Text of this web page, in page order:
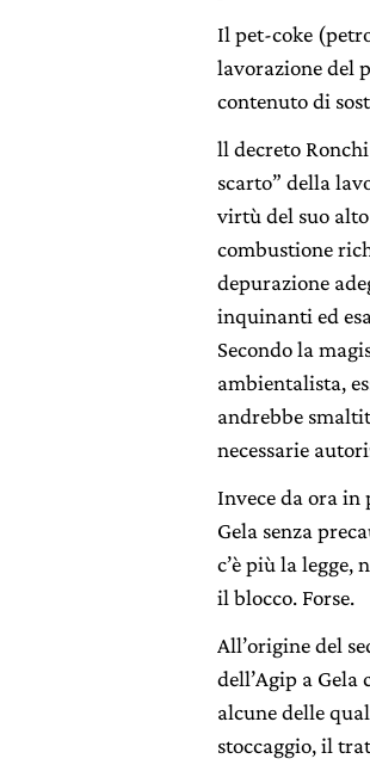
Il pet-coke
lavorazione del
contenuto di
ll decreto
scarto” della
virtù del suo
combustione
depurazione
inquinanti ed
Secondo la
ambientalista,
andrebbe
necessarie
Invece da ora in
Gela senza
c’è più la legge,
il blocco. Forse.
All’origine del
dell’Agip a
alcune delle
stoccaggio, il